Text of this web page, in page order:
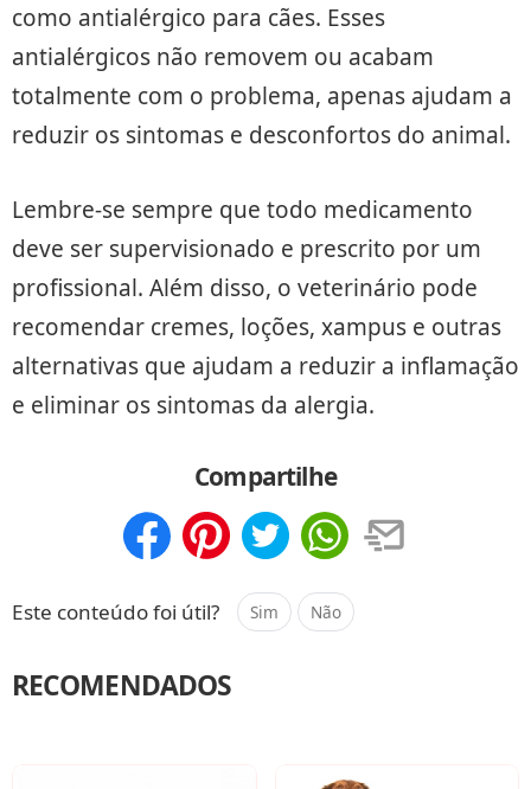
como antialérgico para cães. Esses
antialérgicos não removem ou acabam
totalmente com o problema, apenas ajudam a
reduzir os sintomas e desconfortos do animal.
Lembre-se sempre que todo medicamento
deve ser supervisionado e prescrito por um
profissional. Além disso, o veterinário pode
recomendar cremes, loções, xampus e outras
alternativas que ajudam a reduzir a inflamação
e eliminar os sintomas da alergia.
Compartilhe
Este conteúdo foi útil? Sim Não
RECOMENDADOS